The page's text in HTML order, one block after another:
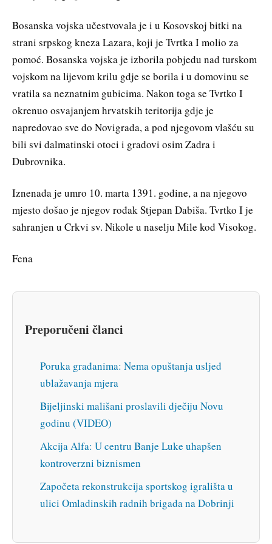
Bosanska vojska učestvovala je i u Kosovskoj bitki na
strani srpskog kneza Lazara, koji je Tvrtka I molio za
pomoć. Bosanska vojska je izborila pobjedu nad turskom
vojskom na lijevom krilu gdje se borila i u domovinu se
vratila sa neznatnim gubicima. Nakon toga se Tvrtko I
okrenuo osvajanjem hrvatskih teritorija gdje je
napredovao sve do Novigrada, a pod njegovom vlašću su
bili svi dalmatinski otoci i gradovi osim Zadra i
Dubrovnika.
Iznenada je umro 10. marta 1391. godine, a na njegovo
mjesto došao je njegov rođak Stjepan Dabiša. Tvrtko I je
sahranjen u Crkvi sv. Nikole u naselju Mile kod Visokog.
Fena
Preporučeni članci
Poruka građanima: Nema opuštanja usljed
ublažavanja mjera
Bijeljinski mališani proslavili dječiju Novu
godinu (VIDEO)
Akcija Alfa: U centru Banje Luke uhapšen
kontroverzni biznismen
Započeta rekonstrukcija sportskog igrališta u
ulici Omladinskih radnih brigada na Dobrinji